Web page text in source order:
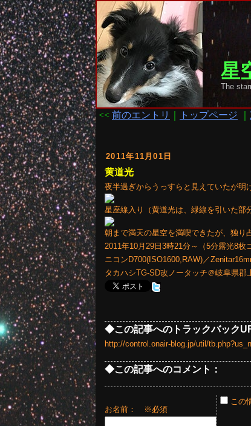
星
The
<< 前のエントリ トップページ
2011年11月01日
黄道光
夜半過ぎからうっすらと見えていたが明
星座線入り（黄道光は、緑線を引いた部
朝まで満天の星空を満喫できたが、独り
2011年10月29日3時21分～（5分露光8枚
ニコンD700(ISO1600,RAW)／
タカハシTG-SD改ノータッチ＠岐阜県郡
◆この記事へのトラックバック
http://control.onair-blog.jp/util/
◆この記事へのコメント：
お名前： ※必須
この